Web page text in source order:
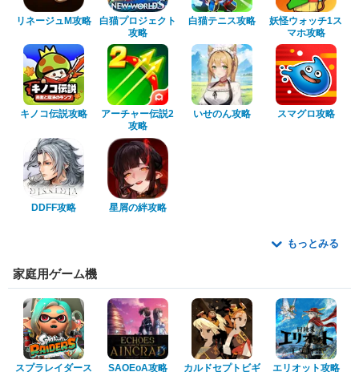
リネージュM攻略
白猫プロジェクト
攻略
白猫テニス攻略
妖怪ウォッチ1ス
マホ攻略
キノコ伝説攻略
アーチャー伝説2
攻略
いせのん攻略 スマグロ攻略
DDFF攻略 星屑の絆攻略
もっとみる
家庭用ゲーム機
スプラレイダース SAOEoA攻略 カルドセプトビギ エリオット攻略